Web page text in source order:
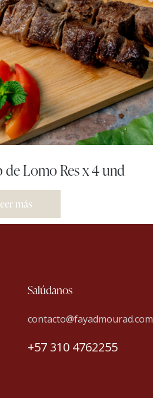
de Lomo Res x 4 und
más
Salúdanos
contacto@fayadmourad.com
+57 310 4762255